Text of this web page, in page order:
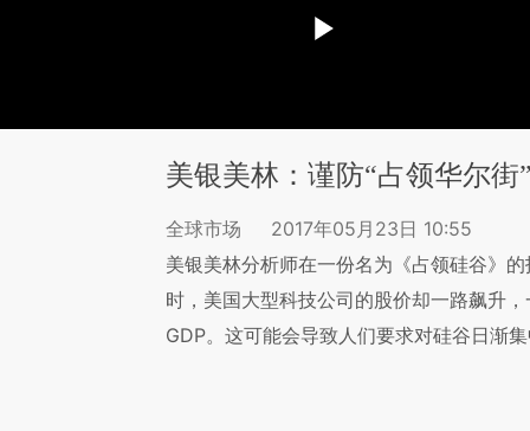
美银美林：谨防“占领华尔
全球市场
2017年05月23日 10:55
美银美林分析师在一份名为《占领硅谷》
时，美国大型科技公司的股价却一路飙升
GDP。这可能会导致人们要求对硅谷日渐